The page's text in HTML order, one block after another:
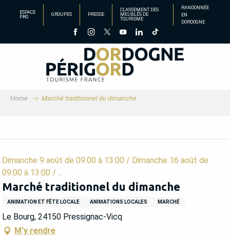
principal
ESPACE
PRO
GROUPES PRESSE
CLASSEMENT DES
MEUBLÉS DE
TOURISME
RANDONNÉE
EN
DORDOGNE
Home Marché traditionnel du dimanche
Dimanche 9 août de 09:00 à 13:00 / Dimanche 16 août de
09:00 à 13:00 / ...
Marché traditionnel du dimanche
ANIMATION ET FÊTE LOCALE ANIMATIONS LOCALES MARCHÉ
Le Bourg, 24150 Pressignac-Vicq
M'y rendre